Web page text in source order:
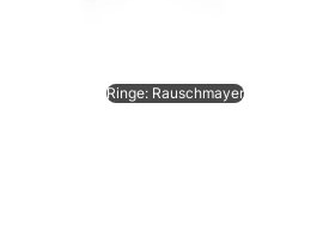
Ringe: Rauschmayer